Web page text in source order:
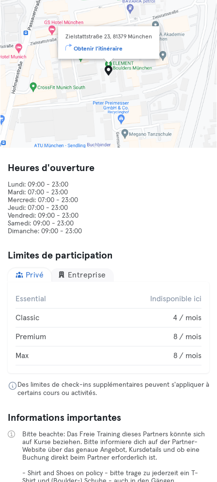
Zielstattstraße 23, 81379 München
Obtenir l'itinéraire
Heures d'ouverture
Lundi: 09:00 - 23:00
Mardi: 07:00 - 23:00
Mercredi: 07:00 - 23:00
Jeudi: 07:00 - 23:00
Vendredi: 09:00 - 23:00
Samedi: 09:00 - 23:00
Limites de participation
Privé Entreprise
Essential Indisponible ici
Classic 4 / mois
Premium 8 / mois
Max 8 / mois
Des limites de check-ins supplémentaires peuvent s'appliquer à
certains cours ou activités.
Informations importantes
Bitte beachte: Das Freie Training dieses Partners könnte sich
auf Kurse beziehen. Bitte informiere dich auf der Partner-
Website über das genaue Angebot, Kursdetails und ob eine
Buchung direkt beim Partner erforderlich ist.
- Shirt and Shoes on policy - bitte trage zu jederzeit ein T-